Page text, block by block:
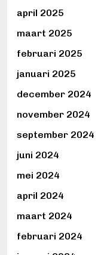
april 2025
maart 2025
februari 2025
januari 2025
december 2024
november 2024
september 2024
juni 2024
mei 2024
april 2024
maart 2024
februari 2024